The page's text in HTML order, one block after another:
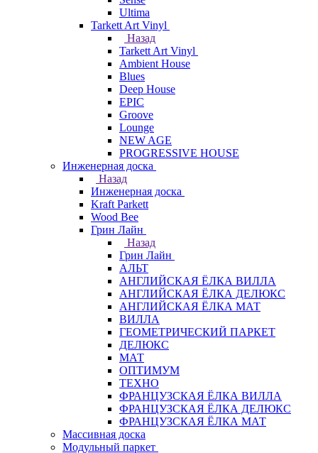
Ultima
Tarkett Art Vinyl
Назад
Tarkett Art Vinyl
Ambient House
Blues
Deep House
EPIC
Groove
Lounge
NEW AGE
PROGRESSIVE HOUSE
Инженерная доска
Назад
Инженерная доска
Kraft Parkett
Wood Bee
Грин Лайн
Назад
Грин Лайн
АЛЬТ
АНГЛИЙСКАЯ ЁЛКА ВИЛЛА
АНГЛИЙСКАЯ ЁЛКА ДЕЛЮКС
АНГЛИЙСКАЯ ЁЛКА МАТ
ВИЛЛА
ГЕОМЕТРИЧЕСКИЙ ПАРКЕТ
ДЕЛЮКС
МАТ
ОПТИМУМ
ТЕХНО
ФРАНЦУЗСКАЯ ЁЛКА ВИЛЛА
ФРАНЦУЗСКАЯ ЁЛКА ДЕЛЮКС
ФРАНЦУЗСКАЯ ЁЛКА МАТ
Массивная доска
Модульный паркет